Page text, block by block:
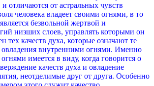
отличаются от астральных чувств
человека владеет своими огнями, в то
безвольной жертвой и
низших слоев, управлять которыми он
тех качеств духа, которые означают те
внутренними огнями. Именно
имеется в виду, когда говорится о
качеств духа и овладение
неотделимые друг от друга. Особенно